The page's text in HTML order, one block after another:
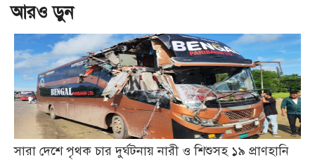
আরও ড়ুন
সারা দেশে পৃথক চার দুর্ঘটনায় নারী ও শিশুসহ ১৯ প্রাণহানি